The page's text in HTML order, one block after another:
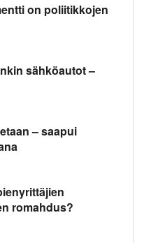
on poliitikkojen
sähköautot –
– saapui
romahdus?